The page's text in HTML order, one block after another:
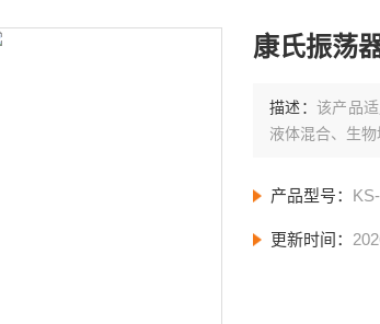
康氏振荡
描述：该产品
液体混合、生
产品型号：
更新时间：